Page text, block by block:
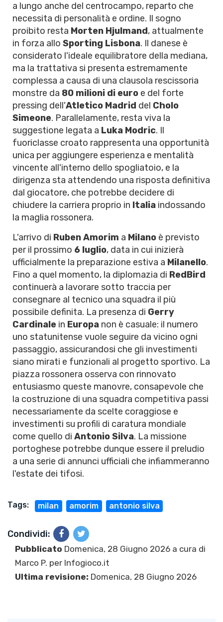
a lungo anche del centrocampo, reparto che
necessita di personalità e ordine. Il sogno
proibito resta Morten Hjulmand, attualmente
in forza allo Sporting Lisbona. Il danese è
considerato l'ideale equilibratore della mediana,
ma la trattativa si presenta estremamente
complessa a causa di una clausola rescissoria
monstre da 80 milioni di euro e del forte
pressing dell'Atletico Madrid del Cholo
Simeone. Parallelamente, resta viva la
suggestione legata a Luka Modric. Il
fuoriclasse croato rappresenta una opportunità
unica per aggiungere esperienza e mentalità
vincente all'interno dello spogliatoio, e la
dirigenza sta attendendo una risposta definitiva
dal giocatore, che potrebbe decidere di
chiudere la carriera proprio in Italia indossando
la maglia rossonera.
L'arrivo di Ruben Amorim a Milano è previsto
per il prossimo 6 luglio, data in cui inizierà
ufficialmente la preparazione estiva a Milanello.
Fino a quel momento, la diplomazia di RedBird
continuerà a lavorare sotto traccia per
consegnare al tecnico una squadra il più
possibile definita. La presenza di Gerry
Cardinale in Europa non è casuale: il numero
uno statunitense vuole seguire da vicino ogni
passaggio, assicurandosi che gli investimenti
siano mirati e funzionali al progetto sportivo. La
piazza rossonera osserva con rinnovato
entusiasmo queste manovre, consapevole che
la costruzione di una squadra competitiva passi
necessariamente da scelte coraggiose e
investimenti su profili di caratura mondiale
come quello di Antonio Silva. La missione
portoghese potrebbe dunque essere il preludio
a una serie di annunci ufficiali che infiammeranno
l'estate dei tifosi.
Tags: milan amorim antonio silva
Condividi:
Pubblicato Domenica, 28 Giugno 2026 a cura di
Marco P. per Infogioco.it
Ultima revisione: Domenica, 28 Giugno 2026